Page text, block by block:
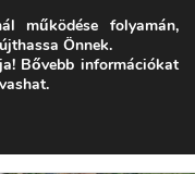
utca 39.
+36 (72) 451 110
működése folyamán,
Önnek.
Bővebb információkat